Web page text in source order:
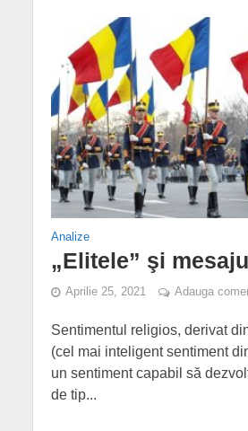
Analize
„Elitele” şi
Aprilie 25, 2021 Adauga
Sentimentul religios, derivat
(cel mai inteligent sentiment
un sentiment capabil să
de tip...